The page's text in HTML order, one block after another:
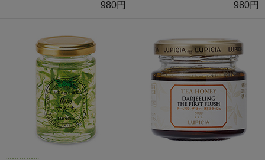
980円
980円